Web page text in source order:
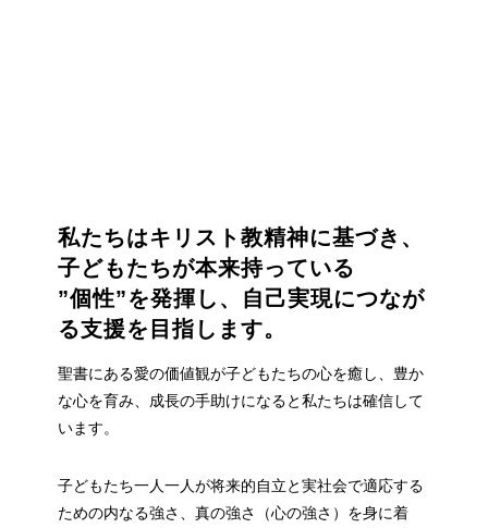
私たちはキリスト教精神に基づき、
子どもたちが本来持っている
”個性”を発揮し、自己実現につなが
る支援を目指します。
聖書にある愛の価値観が子どもたちの心を癒し、豊か
な心を育み、成長の手助けになると私たちは確信して
います。
子どもたち一人一人が将来的自立と実社会で適応する
ための内なる強さ、真の強さ（心の強さ）を身に着